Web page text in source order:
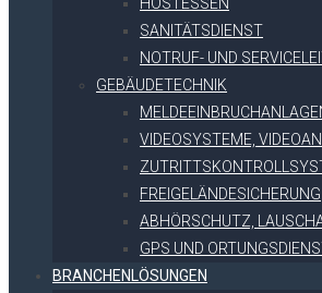
SANITÄTSDIENST
NOTRUF- UND
GEBÄUDETECHNIK
VIDEOSYSTEME,
FREIGELÄNDESICHERUNG
ABHÖRSCHUTZ,
GPS UND
BRANCHENLÖSUNGEN